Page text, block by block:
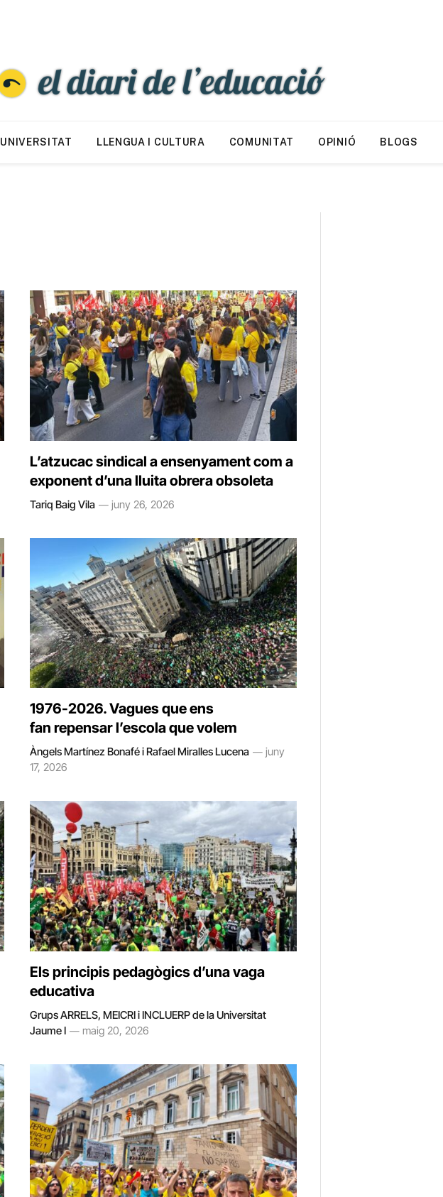
UNIVERSITAT LLENGUA I CULTURA COMUNITAT OPINIÓ BLOGS
L’atzucac sindical a ensenyament com a
exponent d’una lluita obrera obsoleta
Tariq Baig Vila juny 26, 2026
1976-2026. Vagues que ens
fan repensar l’escola que volem
Àngels Martínez Bonafé i Rafael Miralles Lucena
juny
17, 2026
Els principis pedagògics d’una vaga
educativa
Grups ARRELS, MEICRI i INCLUERP de la Universitat
Jaume I
maig 20, 2026